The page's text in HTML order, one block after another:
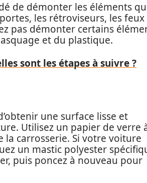
de démonter les éléments
les rétroviseurs, les
pas démonter certains
et du plastique.
sont les étapes à suivre ?
une surface lisse et
Utilisez un papier de verre
la carrosserie. Si votre voiture
un mastic polyester
puis poncez à nouveau pour